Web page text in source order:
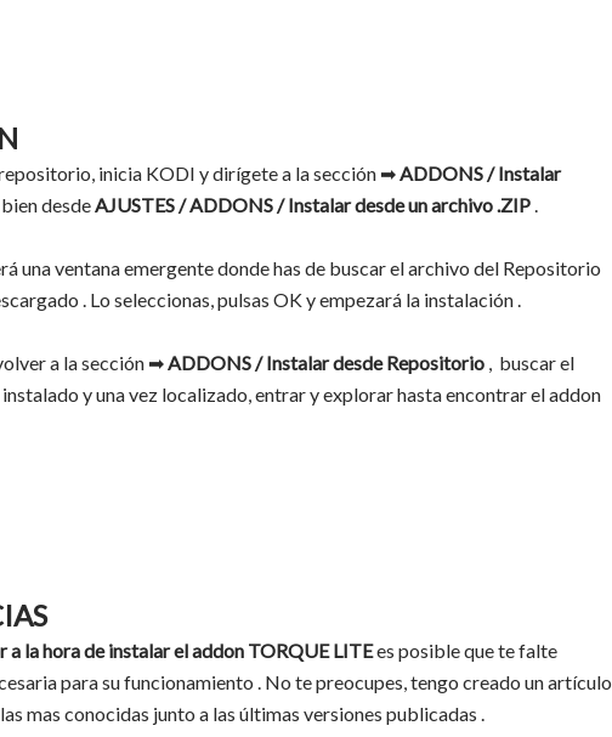
inicia KODI y dirígete a la sección ➡ADDONS / Instalar
desdeAJUSTES / ADDONS / Instalar desde un archivo .ZIP.
una ventana emergente donde has de buscar el archivo del Repositorio
. Lo seleccionas, pulsas OK y empezará la instalación .
a la sección ➡ADDONS / Instalar desde Repositorio , buscar el
y una vez localizado, entrar y explorar hasta encontrar el addon
a la hora de instalar el addon TORQUE LITEes posible que te falte
para su funcionamiento . No te preocupes, tengo creado un artículo
mas conocidas junto a las últimas versiones publicadas .